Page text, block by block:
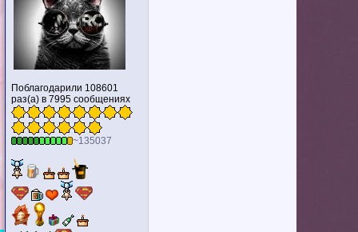
Поблагодарили 108601
раз(а) в 7995 сообщениях
~135037